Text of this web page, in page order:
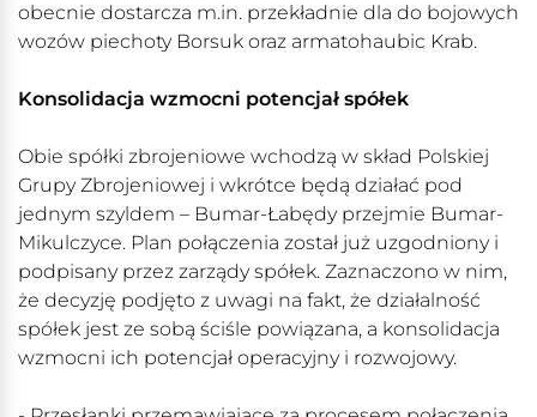
obecnie dostarcza m.in. przekładnie dla do bojowych
wozów piechoty Borsuk oraz armatohaubic Krab.
Konsolidacja wzmocni potencjał spółek
Obie spółki zbrojeniowe wchodzą w skład Polskiej
Grupy Zbrojeniowej i wkrótce będą działać pod
jednym szyldem – Bumar-Łabędy przejmie Bumar-
Mikulczyce. Plan połączenia został już uzgodniony i
podpisany przez zarządy spółek. Zaznaczono w nim,
że decyzję podjęto z uwagi na fakt, że działalność
spółek jest ze sobą ściśle powiązana, a konsolidacja
wzmocni ich potencjał operacyjny i rozwojowy.